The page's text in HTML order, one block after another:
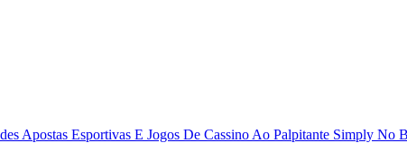
Apostas Esportivas E Jogos De Cassino Ao Palpitante Simply No